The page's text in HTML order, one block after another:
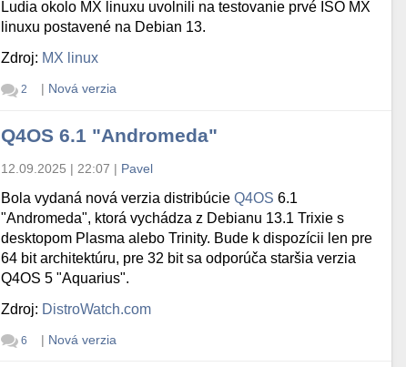
Ludia okolo MX linuxu uvolnili na testovanie prvé ISO MX
linuxu postavené na Debian 13.
Zdroj: MX linux
2 | Nová verzia
Q4OS 6.1 "Andromeda"
12.09.2025 | 22:07 | Pavel
Bola vydaná nová verzia distribúcieQ4OS 6.1
"Andromeda", ktorá vychádza z Debianu 13.1 Trixie s
desktopom Plasma alebo Trinity. Bude k dispozícii len pre
64 bit architektúru, pre 32 bit sa odporúča staršia verzia
Q4OS 5 "Aquarius".
Zdroj: DistroWatch.com
6 | Nová verzia